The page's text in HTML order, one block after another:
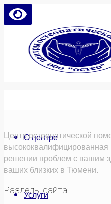
О центре
Услуги
Центр остеопатической
решении проблем с вашим
ваших близких в Тюмени.
Разделы сайта